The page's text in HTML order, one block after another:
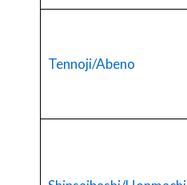
Tennoji/Abeno